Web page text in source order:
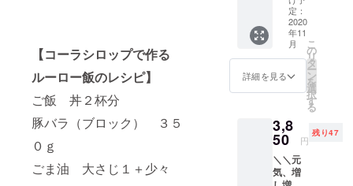
【コーラシロップで作る
ルーロー飯のレシピ】
ご飯 丼２杯分
豚バラ（ブロック） ３５
０ｇ
ごま油 大さじ１＋少々
本古来
のはす
の葉
茶
（リー
フ２０
バッグ
７個
石垣島
の香り
ナチュ
ラル
コーラ
シロッ
プ 元気
が湧き
ニンジ
ンとガ
ラナを
加え
た、や
験チ
ケッ
ト】 薬
草を暮
らしに
取り入
れるた
めの実
場とし
て運営
してい
るオン
ライン
定：
2020
年11
月
詳細を見る
こ
の
リ
タ
ー
ン
を
選
択
す
る
3,8
50 円
残り47
＼＼元
気、増